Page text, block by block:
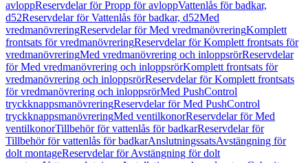
avloppReservdelar för Propp för avloppVattenlås för badkar,
d52Reservdelar för Vattenlås för badkar, d52Med
vredmanövreringReservdelar för Med vredmanövreringKomplett
frontsats för vredmanövreringReservdelar för Komplett frontsats för
vredmanövreringMed vredmanövrering och inloppsrörReservdelar
för Med vredmanövrering och inloppsrörKomplett frontsats för
vredmanövrering och inloppsrörReservdelar för Komplett frontsats
för vredmanövrering och inloppsrörMed PushControl
tryckknappsmanövreringReservdelar för Med PushControl
tryckknappsmanövreringMed ventilkonorReservdelar för Med
ventilkonorTillbehör för vattenlås för badkarReservdelar för
Tillbehör för vattenlås för badkarAnslutningssatsAvstängning för
dolt montageReservdelar för Avstängning för dolt